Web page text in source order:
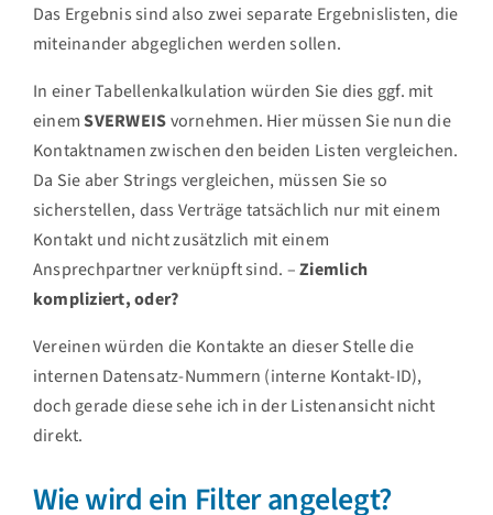
Das Ergebnis sind also zwei separate Ergebnislisten, die
miteinander abgeglichen werden sollen.
In einer Tabellenkalkulation würden Sie dies ggf. mit
einemSVERWEISvornehmen. Hier müssen Sie nun die
Kontaktnamen zwischen den beiden Listen vergleichen.
Da Sie aber Strings vergleichen, müssen Sie so
sicherstellen, dass Verträge tatsächlich nur mit einem
Kontakt und nicht zusätzlich mit einem
Ansprechpartner verknüpft sind. –Ziemlich
kompliziert, oder?
Vereinen würden die Kontakte an dieser Stelle die
internen Datensatz-Nummern (interne Kontakt-ID),
doch gerade diese sehe ich in der Listenansicht nicht
direkt.
Wie wird ein Filter angelegt?